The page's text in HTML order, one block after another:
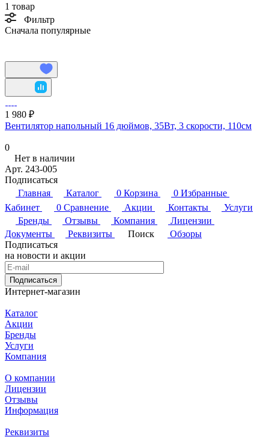
1 товар
Фильтр
Сначала популярные
1 980 ₽
Вентилятор напольный 16 дюймов, 35Вт, 3 скорости, 110см
0
Нет в наличии
Арт. 243-005
Подписаться
Главная
Каталог 0 Корзина 0 Избранные
Кабинет
0 Сравнение Акции Контакты
Услуги
Бренды
Отзывы Компания
Лицензии
Документы
Реквизиты Поиск
Обзоры
Подписаться
на новости и акции
Подписаться
Интернет-магазин
Каталог
Акции
Бренды
Услуги
Компания
О компании
Лицензии
Отзывы
Информация
Реквизиты